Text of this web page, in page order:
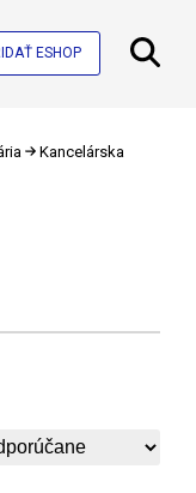
ESHOP
Kancelárska